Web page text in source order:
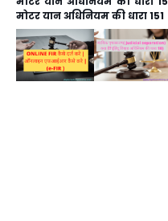
मोटर यान अधिनियम की धारा 151